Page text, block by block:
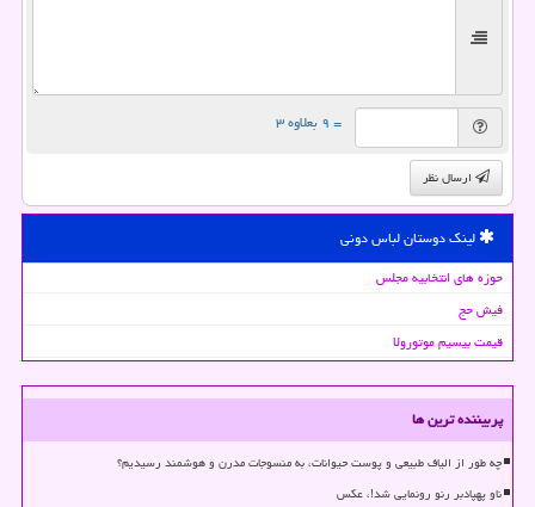
= ۹ بعلاوه ۳
ارسال نظر
لینک دوستان لباس دونی
حوزه های انتخابیه مجلس
فیش حج
قیمت بیسیم موتورولا
پربیننده ترین ها
چه طور از الیاف طبیعی و پوست حیوانات، به منسوجات مدرن و هوشمند رسیدیم؟
ناو پهپادبر رنو رونمایی شد!، عکس